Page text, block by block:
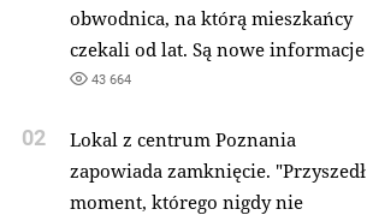
obwodnica, na którą mieszkańcy
czekali od lat. Są nowe informacje
43 664
02
Lokal z centrum Poznania
zapowiada zamknięcie. "Przyszedł
moment, którego nigdy nie